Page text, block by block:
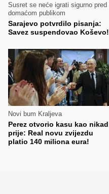
Susret se neće igrati sigurno pred
domaćom publikom
Sarajevo potvrdilo pisanja:
Savez suspendovao Koševo!
Novi bum Kraljeva
Perez otvorio kasu kao nikad
prije: Real novu zvijezdu
platio 140 miliona eura!